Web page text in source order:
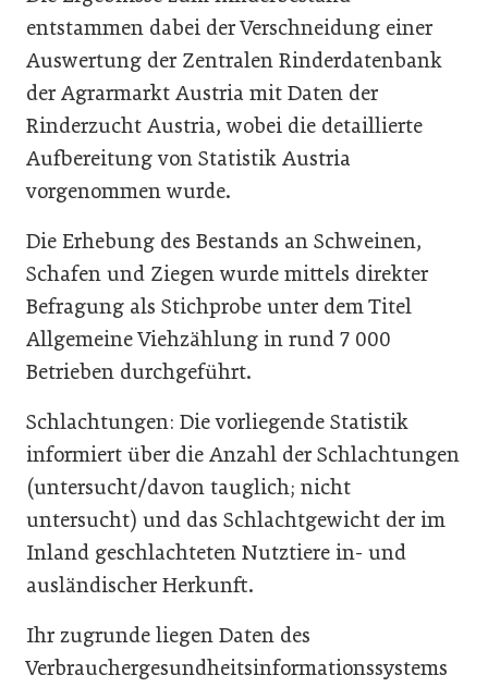
entstammen dabei der Verschneidung einer
Auswertung der Zentralen Rinderdatenbank
der Agrarmarkt Austria mit Daten der
Rinderzucht Austria, wobei die detaillierte
Aufbereitung von Statistik Austria
vorgenommen wurde.
Die Erhebung des Bestands an Schweinen,
Schafen und Ziegen wurde mittels direkter
Befragung als Stichprobe unter dem Titel
Allgemeine Viehzählung in rund 7 000
Betrieben durchgeführt.
Schlachtungen: Die vorliegende Statistik
informiert über die Anzahl der Schlachtungen
(untersucht/davon tauglich; nicht
untersucht) und das Schlachtgewicht der im
Inland geschlachteten Nutztiere in- und
ausländischer Herkunft.
Ihr zugrunde liegen Daten des
Verbrauchergesundheitsinformationssystems